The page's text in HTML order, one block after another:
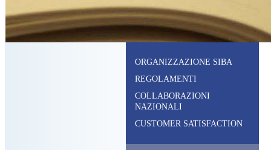
ORGANIZZAZIONE SIBA
REGOLAMENTI
COLLABORAZIONI
NAZIONALI
CUSTOMER SATISFACTION